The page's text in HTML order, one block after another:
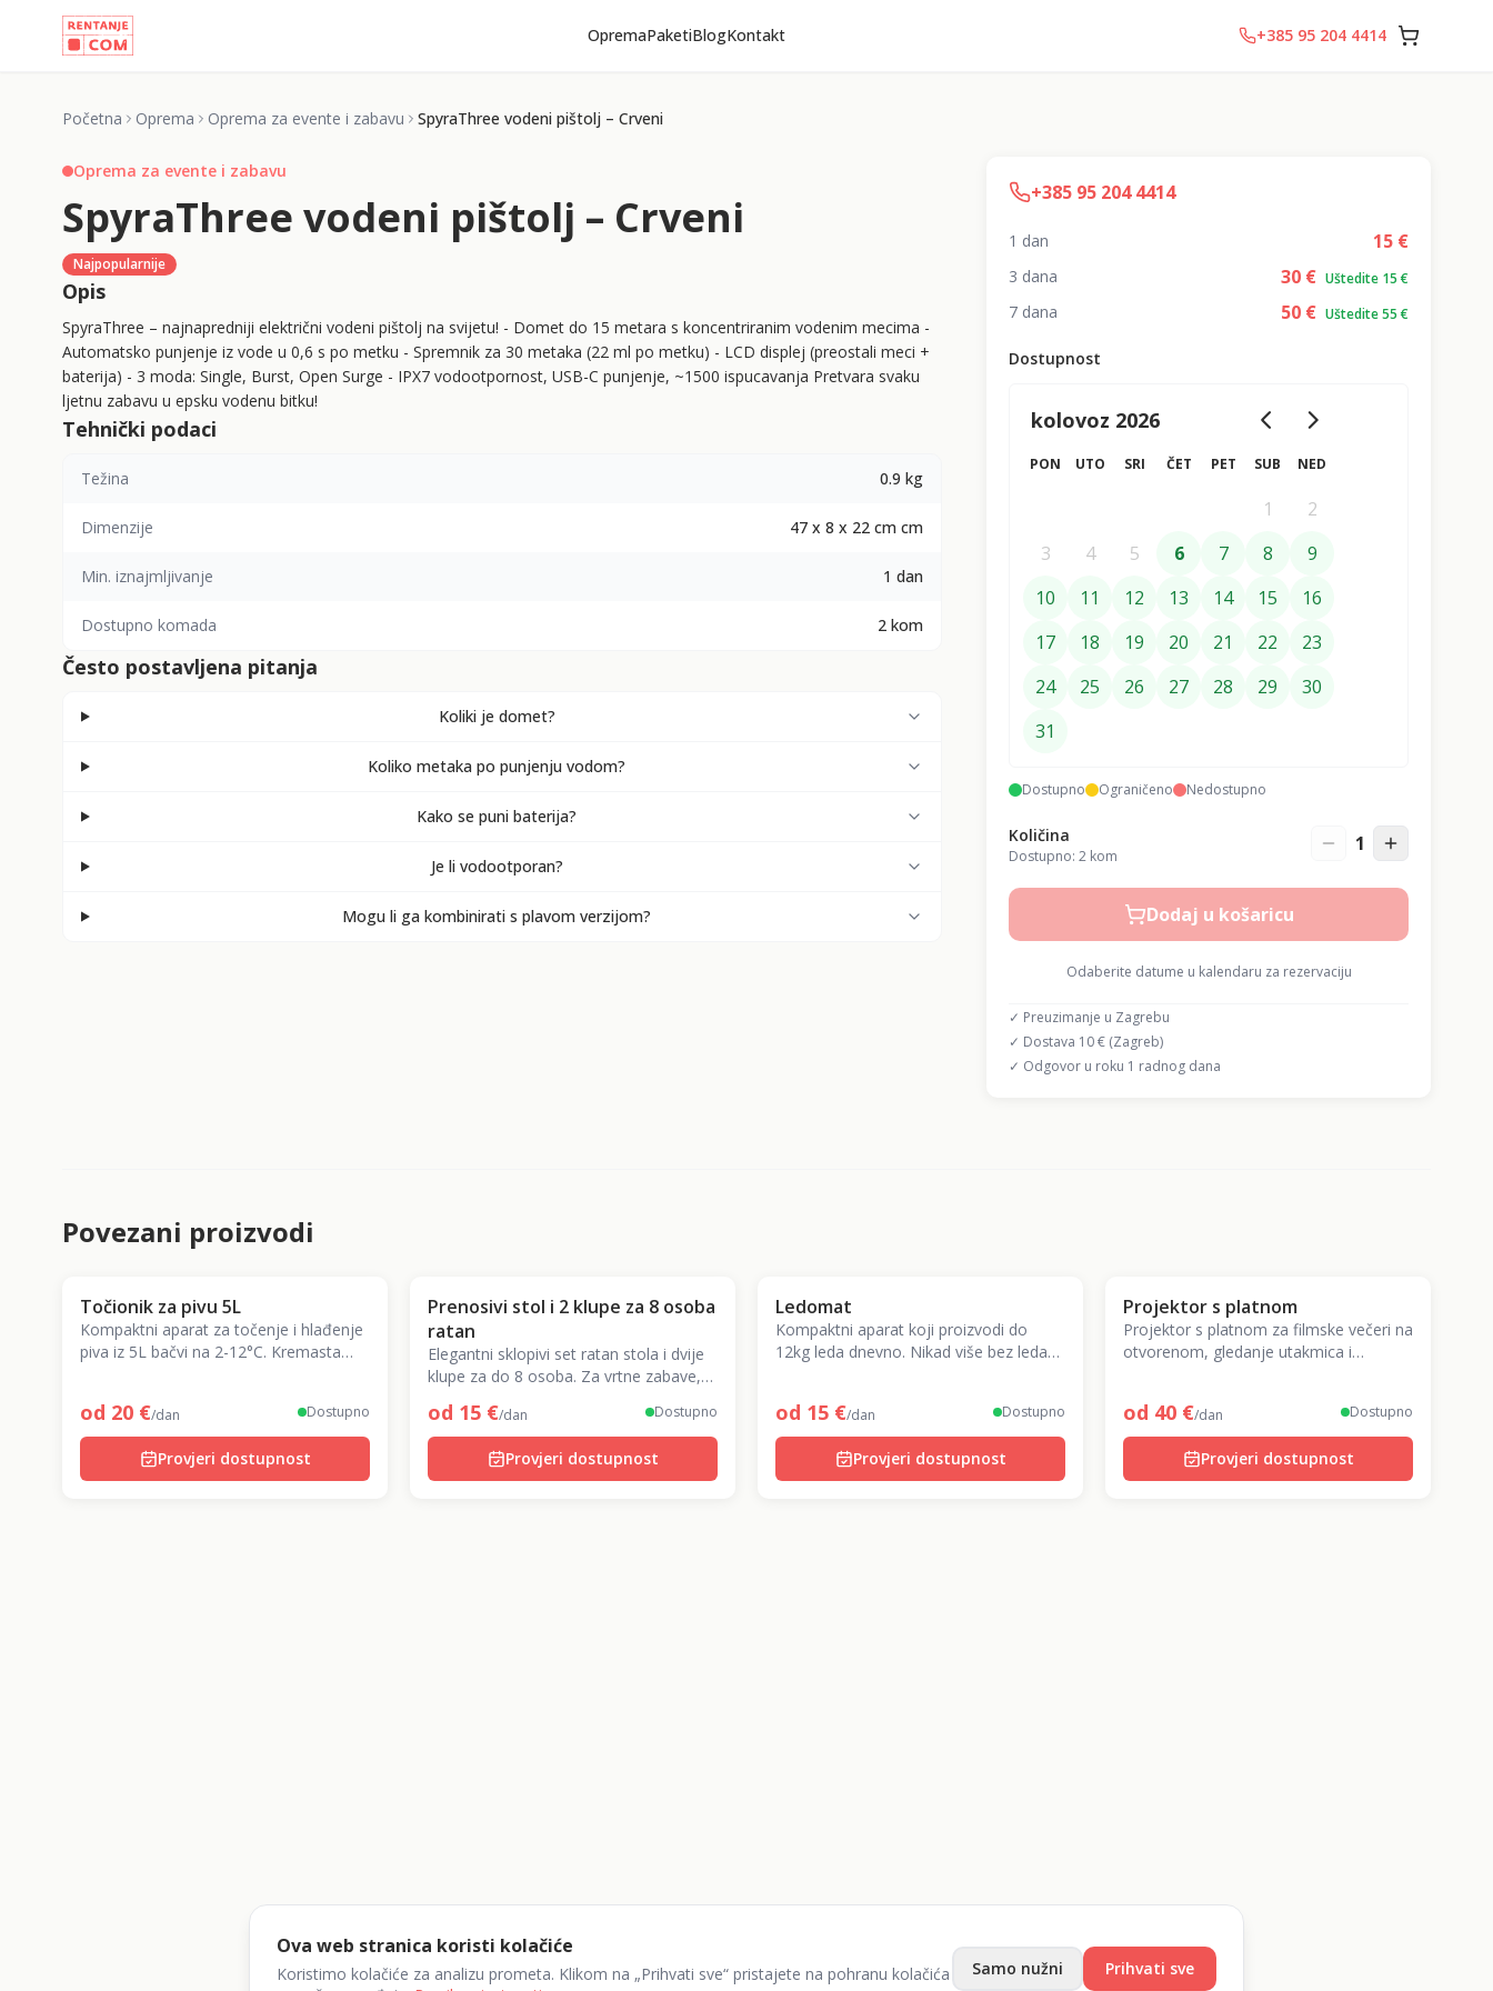
OpremaPaketiBlogKontakt +385 95 204 4414
Početna Oprema Oprema za evente i zabavu SpyraThree vodeni pištolj – Crveni
Oprema za evente i zabavu
SpyraThree vodeni pištolj – Crveni
Najpopularnije
Opis
SpyraThree – najnapredniji električni vodeni pištolj na svijetu! - Domet do 15 metara s koncentriranim vodenim mecima -
Automatsko punjenje iz vode u 0,6 s po metku - Spremnik za 30 metaka (22 ml po metku) - LCD displej (preostali meci +
baterija) - 3 moda: Single, Burst, Open Surge - IPX7 vodootpornost, USB-C punjenje, ~1500 ispucavanja Pretvara svaku
ljetnu zabavu u epsku vodenu bitku!
Tehnički podaci
Težina 0.9 kg
Dimenzije 47 x 8 x 22 cm cm
Min. iznajmljivanje 1 dan
Dostupno komada 2 kom
Često postavljena pitanja
Koliki je domet?
Koliko metaka po punjenju vodom?
Kako se puni baterija?
Je li vodootporan?
Mogu li ga kombinirati s plavom verzijom?
+385 95 204 4414
1 dan 15 €
3 dana 30 € Uštedite 15 €
7 dana 50 € Uštedite 55 €
Dostupnost
kolovoz 2026
PON UTO SRI ČET PET SUB NED
1
2
3
4 5 6 7 8
9
10
11 12 13 14 15
16
17
18 19 20 21 22
23
24
25 26 27 28 29
30
31
Dostupno Ograničeno Nedostupno
Količina
Dostupno: 2 kom
1
Dodaj u košaricu
Odaberite datume u kalendaru za rezervaciju
✓ Preuzimanje u Zagrebu
✓ Dostava 10 € (Zagreb)
✓ Odgovor u roku 1 radnog dana
Povezani proizvodi
Točionik za pivu 5L
Kompaktni aparat za točenje i hlađenje
piva iz 5L bačvi na 2-12°C. Kremasta
od 20 €/dan Dostupno
Provjeri dostupnost
Prenosivi stol i 2 klupe za 8 osoba
ratan
Elegantni sklopivi set ratan stola i dvije
klupe za do 8 osoba. Za vrtne zabave,
od 15 €/dan Dostupno
Provjeri dostupnost
Ledomat
Kompaktni aparat koji proizvodi do
12kg leda dnevno. Nikad više bez leda
od 15 €/dan Dostupno
Provjeri dostupnost
Projektor s platnom
Projektor s platnom za filmske večeri na
otvorenom, gledanje utakmica i
od 40 €/dan Dostupno
Provjeri dostupnost
Ova web stranica koristi kolačiće
Koristimo kolačiće za analizu prometa. Klikom na „Prihvati sve“ pristajete na pohranu kolačića
Samo nužni Prihvati sve